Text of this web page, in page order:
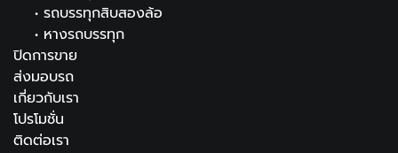
• รถบรรทุกสิบสองล้อ
• หางรถบรรทุก
ปิดการขาย
ส่งมอบรถ
เกี่ยวกับเรา
โปรโมชั่น
ติดต่อเรา